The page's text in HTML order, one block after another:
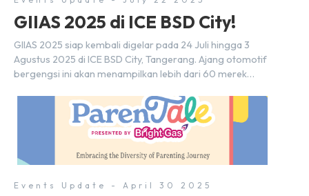
GIIAS 2025 di ICE BSD City!
GIIAS 2025 siap kembali digelar pada 24 Juli hingga 3
Agustus 2025 di ICE BSD City, Tangerang. Ajang otomotif
bergengsi ini akan menampilkan lebih dari 60 merek
pendukung. Tak hanya menjadi pusat perhatian bagi
para pecinta otomotif, GIIAS juga menjadi tempat
berkumpulnya komunitas dan pelaku industri untuk
Events Update - April 30 2025